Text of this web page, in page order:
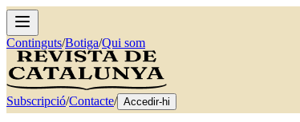
Continguts/Botiga/Qui som
Subscripció/Contacte/ Accedir-hi